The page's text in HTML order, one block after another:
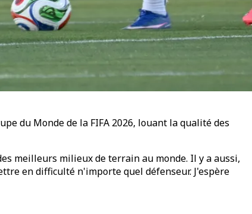
du Monde de la FIFA 2026, louant la qualité des
meilleurs milieux de terrain au monde. Il y a aussi,
en difficulté n'importe quel défenseur. J'espère